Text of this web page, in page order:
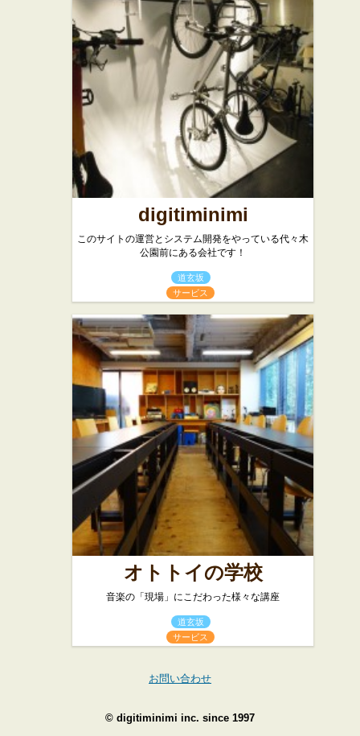
カフェ・喫茶店
ンクス
★★☆
バー・居酒屋
digitiminimi
このサイトの運営とシステム開発をやっている代々木
公園前にある会社です！
道玄坂
サービス
オトトイの学校
音楽の「現場」にこだわった様々な講座
道玄坂
サービス
お問い合わせ
© digitiminimi inc. since 1997